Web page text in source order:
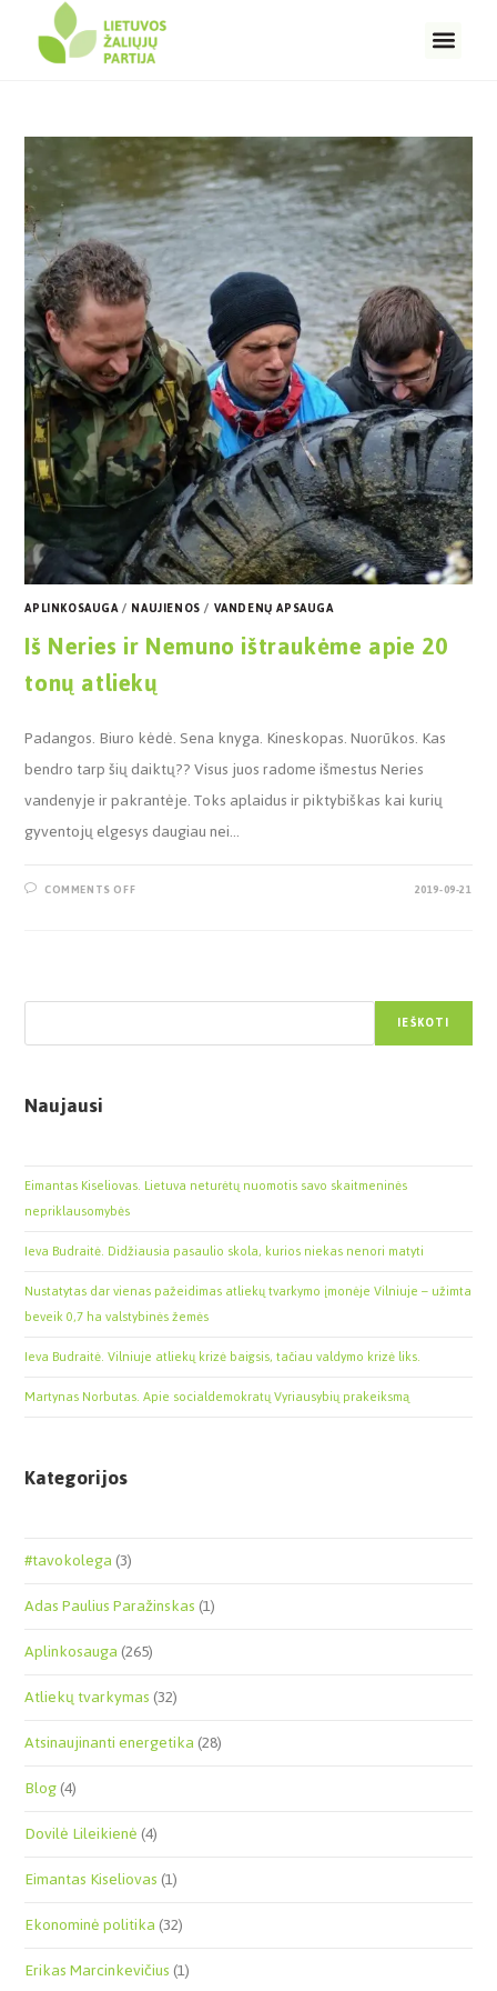
APLINKOSAUGA/ NAUJIENOS/ VANDENŲ APSAUGA
Iš Neries ir Nemuno ištraukėme apie 20
tonų atliekų
Padangos. Biuro kėdė. Sena knyga. Kineskopas. Nuorūkos. Kas
bendro tarp šių daiktų?? Visus juos radome išmestus Neries
vandenyje ir pakrantėje. Toks aplaidus ir piktybiškas kai kurių
gyventojų elgesys daugiau nei…
COMMENTS OFF 2019-09-21
IEŠKOTI
Naujausi
Eimantas Kiseliovas. Lietuva neturėtų nuomotis savo skaitmeninės
nepriklausomybės
Ieva Budraitė. Didžiausia pasaulio skola, kurios niekas nenori matyti
Nustatytas dar vienas pažeidimas atliekų tvarkymo įmonėje Vilniuje – užimta
beveik 0,7 ha valstybinės žemės
Ieva Budraitė. Vilniuje atliekų krizė baigsis, tačiau valdymo krizė liks.
Martynas Norbutas. Apie socialdemokratų Vyriausybių prakeiksmą
Kategorijos
#tavokolega(3)
Adas Paulius Paražinskas(1)
Aplinkosauga(265)
Atliekų tvarkymas(32)
Atsinaujinanti energetika(28)
Blog(4)
Dovilė Lileikienė(4)
Eimantas Kiseliovas(1)
Ekonominė politika(32)
Erikas Marcinkevičius(1)